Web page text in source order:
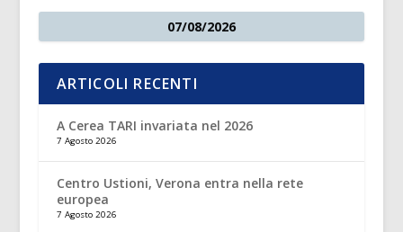
07/08/2026
ARTICOLI RECENTI
A Cerea TARI invariata nel 2026
7 Agosto 2026
Centro Ustioni, Verona entra nella rete
europea
7 Agosto 2026